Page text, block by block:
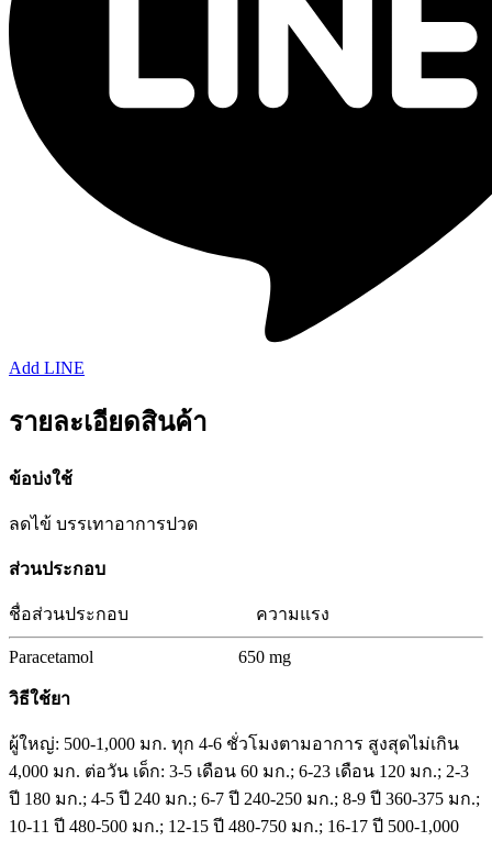
Add LINE
รายละเอียดสินค้า
ข้อบ่งใช้
ลดไข้ บรรเทาอาการปวด
ส่วนประกอบ
ชื่อส่วนประกอบ ความแรง
Paracetamol 650 mg
วิธีใช้ยา
ผู้ใหญ่: 500-1,000 มก. ทุก 4-6 ชั่วโมงตามอาการ สูงสุดไม่เกิน
4,000 มก. ต่อวัน เด็ก: 3-5 เดือน 60 มก.; 6-23 เดือน 120 มก.; 2-3
ปี 180 มก.; 4-5 ปี 240 มก.; 6-7 ปี 240-250 มก.; 8-9 ปี 360-375 มก.;
10-11 ปี 480-500 มก.; 12-15 ปี 480-750 มก.; 16-17 ปี 500-1,000